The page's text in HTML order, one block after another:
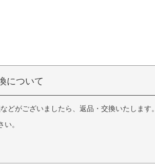
について
どがございましたら、返品・交換いたします。
。